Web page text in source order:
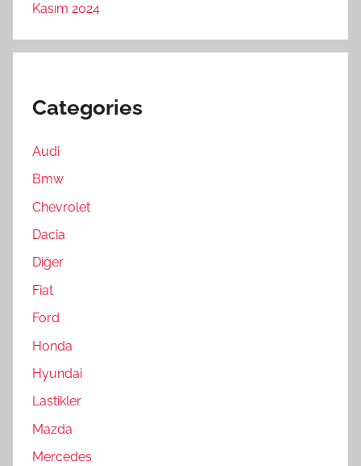
Kasım 2024
Categories
Audi
Bmw
Chevrolet
Dacia
Diğer
Fiat
Ford
Honda
Hyundai
Lastikler
Mazda
Mercedes